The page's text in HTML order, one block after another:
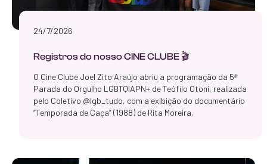
24/7/2026
Registros do nosso CINE CLUBE 🎬
O Cine Clube Joel Zito Araújo abriu a programação da 5ª
Parada do Orgulho LGBTQIAPN+ de Teófilo Otoni, realizada
pelo Coletivo @lgb_tudo, com a exibição do documentário
“Temporada de Caça” (1988) de Rita Moreira.